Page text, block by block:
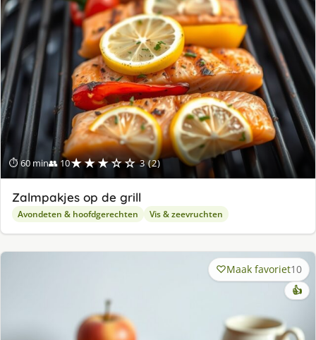
⏱ 60 min👥 10★★★☆☆ 3 (2)
Zalmpakjes op de grill
Avondeten & hoofdgerechten Vis & zeevruchten
Maak favoriet10
👍